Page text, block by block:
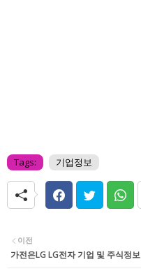
Tags: 기업정보
이전
가전은LG LG전자 기업 및 주식정보